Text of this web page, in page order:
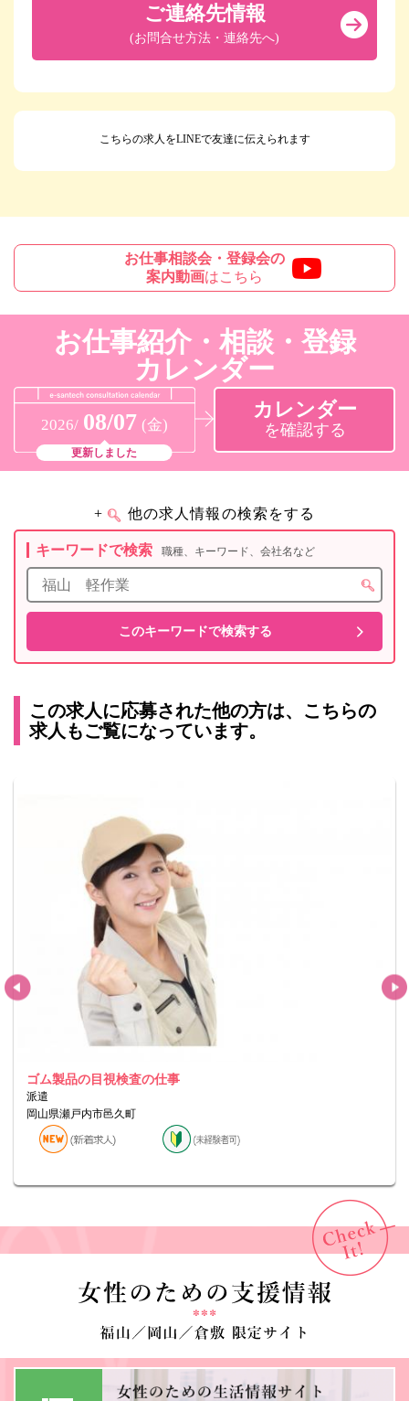
ご連絡先情報
(お問合せ方法・連絡先へ)
こちらの求人をLINEで友達に伝えられます
お仕事相談会・登録会の
案内動画はこちら
お仕事紹介・相談・登録
カレンダー
2026/ 08/07 (金)
更新しました
カレンダー
を確認する
+ 他の求人情報の検索をする
キーワードで検索 職種、キーワード、会社名など
この求人に応募された他の方は、こちらの
求人もご覧になっています。
ゴム製品の目視検査の仕事
派遣
岡山県瀬戸内市邑久町